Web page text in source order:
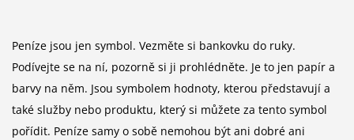
Peníze jsou jen symbol. Vezměte si bankovku do ruky.
Podívejte se na ní, pozorně si ji prohlédněte. Je to jen papír a
barvy na něm. Jsou symbolem hodnoty, kterou představují a
také služby nebo produktu, který si můžete za tento symbol
pořídit. Peníze samy o sobě nemohou být ani dobré ani